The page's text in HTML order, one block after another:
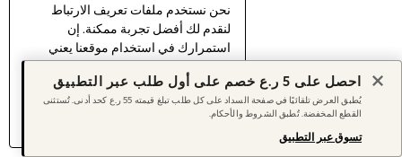
نحن نستخدم ملفات تعريف الارتباط
لنقدم لك أفضل تجربة ممكنة. إن
استمرارك في استخدام موقعنا يعني
الارتباط.
اكتشف المزيد عن إدارة إعدادات ملفات
تعريف الارتباط (الكوكيز).
Women's Travel Styles
Linen Collection
Tops & T-Shirts
Cover Ups & Kaftans
Sandals
Swimwear
احصل على 5 ر.ع خصم على أول طلب عبر التطبيق
يُطبق العرض تلقائيًا في صفحة السداد على كل طلب تبلغ قيمته 55 ر.ع كحد أدنى. تُستثنى
القطع المخفضة. تُطبق الشروط والأحكام.
تسوق عبر التطبيق